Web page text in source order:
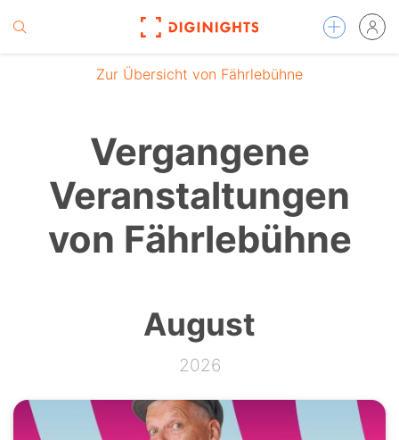
Zur Übersicht von Fährlebühne
Vergangene
Veranstaltungen
von Fährlebühne
August
2026